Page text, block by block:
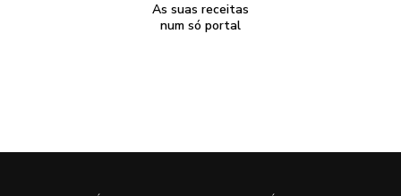
As suas receitas
num só portal